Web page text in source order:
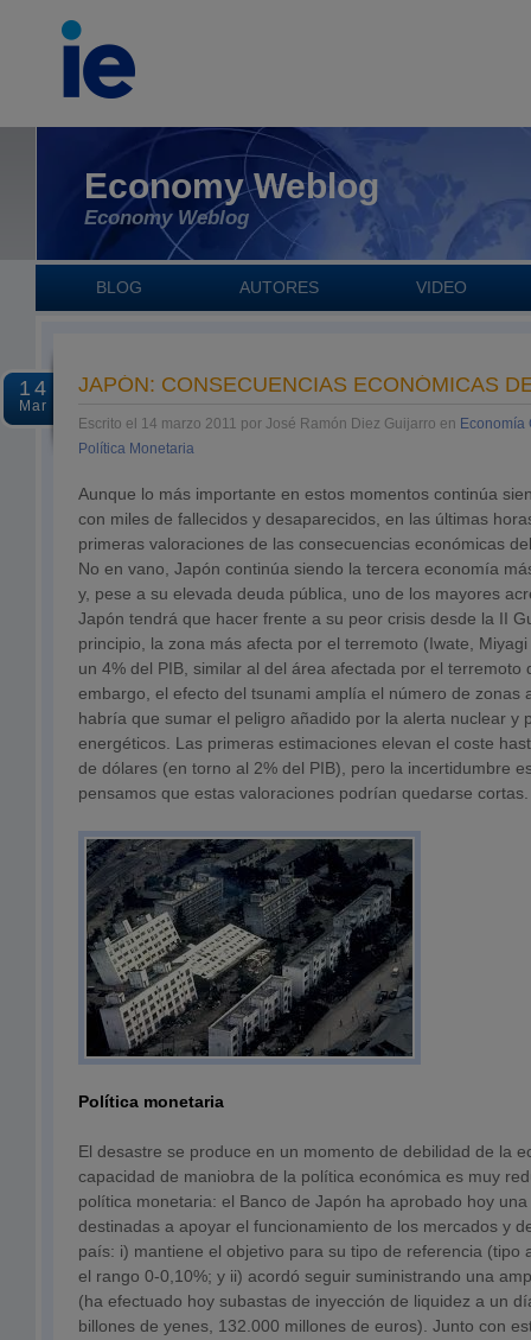
Economy Weblog
Economy Weblog
BLOG AUTORES VIDEO
14
Mar
JAPÓN: CONSECUENCIAS ECONÓMICAS
Escrito el 14 marzo 2011 por José Ramón Diez Guijarro en Economía
Política Monetaria
Aunque lo más importante en estos momentos continúa
con miles de fallecidos y desaparecidos, en las últimas
primeras valoraciones de las consecuencias económicas
No en vano, Japón continúa siendo la tercera economía
y, pese a su elevada deuda pública, uno de los mayores
Japón tendrá que hacer frente a su peor crisis desde la II
principio, la zona más afecta por el terremoto (Iwate,
un 4% del PIB, similar al del área afectada por el terremoto
embargo, el efecto del tsunami amplía el número de zonas
habría que sumar el peligro añadido por la alerta nuclear y
energéticos. Las primeras estimaciones elevan el coste
de dólares (en torno al 2% del PIB), pero la incertidumbre
pensamos que estas valoraciones podrían quedarse cortas.
Política monetaria
El desastre se produce en un momento de debilidad de la
capacidad de maniobra de la política económica es muy
política monetaria: el Banco de Japón ha aprobado hoy
destinadas a apoyar el funcionamiento de los mercados y
país: i) mantiene el objetivo para su tipo de referencia (tipo
el rango 0-0,10%; y ii) acordó seguir suministrando una
(ha efectuado hoy subastas de inyección de liquidez a un
billones de yenes, 132.000 millones de euros). Junto con